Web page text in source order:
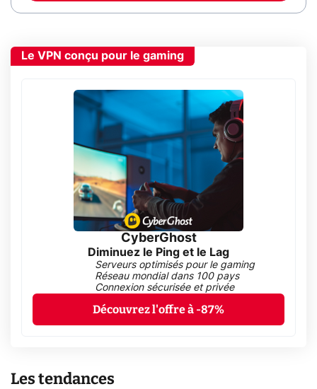
Le VPN conçu pour le gaming
CyberGhost
Diminuez le Ping et le Lag
Serveurs optimisés pour le gaming
Réseau mondial dans 100 pays
Connexion sécurisée et privée
Découvrez l'offre à -87%
Les tendances